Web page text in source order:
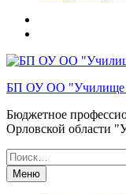
БП ОУ ОО "Училище
Бюджетное
Орловской области
Искать:
Меню